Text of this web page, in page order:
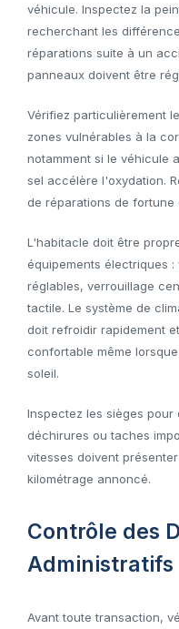
véhicule. Inspectez la
recherchant les
réparations suite à un
panneaux doivent être
Vérifiez particulièrement
zones vulnérables à la
notamment si le véhicule
sel accélère l'oxydation.
de réparations de fortune
L'habitacle doit être
équipements électriques
réglables, verrouillage
tactile. Le système de
doit refroidir rapidement
confortable même
soleil.
Inspectez les sièges
déchirures ou taches
vitesses doivent
kilométrage annoncé.
Contrôle des
Administratifs
Avant toute transaction,